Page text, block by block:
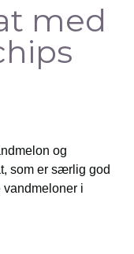
med
og
som er særlig god
vandmeloner i